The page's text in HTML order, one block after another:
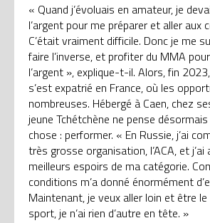
« Quand j’évoluais en amateur, je
l’argent pour me préparer et aller aux
C’était vraiment difficile. Donc je me
faire l’inverse, et profiter du MMA
l’argent », explique-t-il. Alors, fin
s’est expatrié en France, où les
nombreuses. Hébergé à Caen, chez
jeune Tchétchène ne pense désormais
chose : performer. « En Russie, j’ai
très grosse organisation, l’ACA, et
meilleurs espoirs de ma catégorie.
conditions m’a donné énormément
Maintenant, je veux aller loin et être
sport, je n’ai rien d’autre en tête. »